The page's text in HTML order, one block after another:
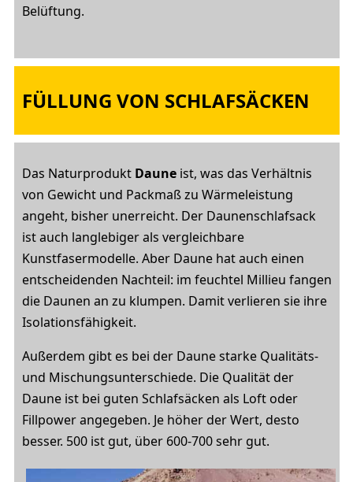
Belüftung.
FÜLLUNG VON SCHLAFSÄCKEN
Das Naturprodukt Daune ist, was das Verhältnis
von Gewicht und Packmaß zu Wärmeleistung
angeht, bisher unerreicht. Der Daunenschlafsack
ist auch langlebiger als vergleichbare
Kunstfasermodelle. Aber Daune hat auch einen
entscheidenden Nachteil: im feuchtel Millieu fangen
die Daunen an zu klumpen. Damit verlieren sie ihre
Isolationsfähigkeit.
Außerdem gibt es bei der Daune starke Qualitäts-
und Mischungsunterschiede. Die Qualität der
Daune ist bei guten Schlafsäcken als Loft oder
Fillpower angegeben. Je höher der Wert, desto
besser. 500 ist gut, über 600-700 sehr gut.